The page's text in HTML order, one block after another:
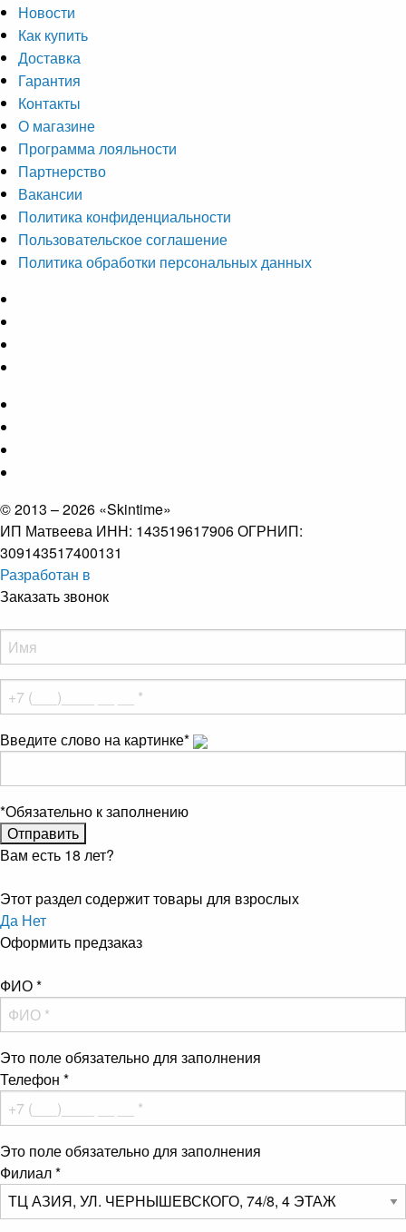
Новости
Как купить
Доставка
Гарантия
Контакты
О магазине
Программа лояльности
Партнерство
Вакансии
Политика конфиденциальности
Пользовательское соглашение
Политика обработки персональных данных
© 2013 – 2026 «Skintime»
ИП Матвеева ИНН: 143519617906 ОГРНИП:
309143517400131
Разработан в
Заказать звонок
Введите слово на картинке*
*Обязательно к заполнению
Вам есть 18 лет?
Этот раздел содержит товары для взрослых
Да Нет
Оформить предзаказ
ФИО*
Это поле обязательно для заполнения
Телефон *
Это поле обязательно для заполнения
Филиал*